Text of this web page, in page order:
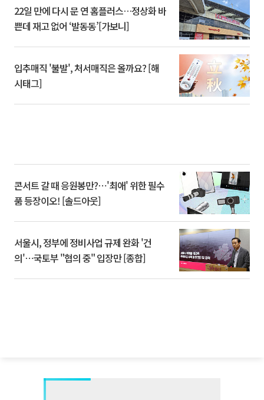
22일 만에 다시 문 연 홈플러스…정상화 바
쁜데 재고 없어 ‘발동동’[가보니]
입추매직 '불발', 처서매직은 올까요? [해
시태그]
콘서트 갈 때 응원봉만?⋯'최애' 위한 필수
품 등장이오! [솔드아웃]
서울시, 정부에 정비사업 규제 완화 '건
의'⋯국토부 "협의 중" 입장만 [종합]